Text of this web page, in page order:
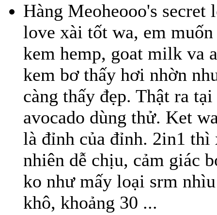
Hàng Meoheooo's
love xài tốt wa, em
kem hemp, goat milk va
kem bơ thấy hơi nhờn
càng thấy đẹp. Thật ra
avocado dùng thử. Ket
là đỉnh của đỉnh. 2in1
nhiên dễ chịu, cảm giác
ko như mấy loại srm
khô, khoảng 30 ...